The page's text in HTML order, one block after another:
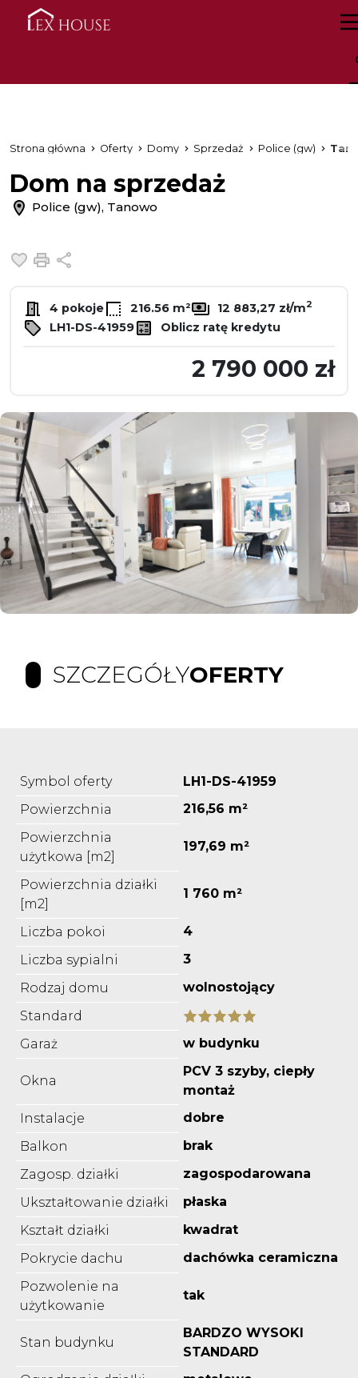
Strona główna Oferty Domy Sprzedaż Police (gw)
Dom na sprzedaż
Police (gw), Tanowo
Dodaj do ulubionych
Drukuj
4 pokoje 216.56 m² 12 883,27 zł/m2
LH1-DS-41959 Oblicz ratę kredytu
2 790 000 zł
SZCZEGÓŁYOFERTY
Symbol oferty
LH1-DS-41959
Powierzchnia
216,56 m²
Powierzchnia
użytkowa [m2]
197,69 m²
Powierzchnia działki
[m2]
1 760 m²
Liczba pokoi
4
Liczba sypialni
3
Rodzaj domu
wolnostojący
Standard
Garaż
w budynku
Okna
PCV 3 szyby, ciepły
montaż
Instalacje
dobre
Balkon
brak
Zagosp. działki
zagospodarowana
Ukształtowanie działki
płaska
Kształt działki
kwadrat
Pokrycie dachu
dachówka ceramiczna
Pozwolenie na
użytkowanie
tak
Stan budynku
BARDZO WYSOKI
STANDARD